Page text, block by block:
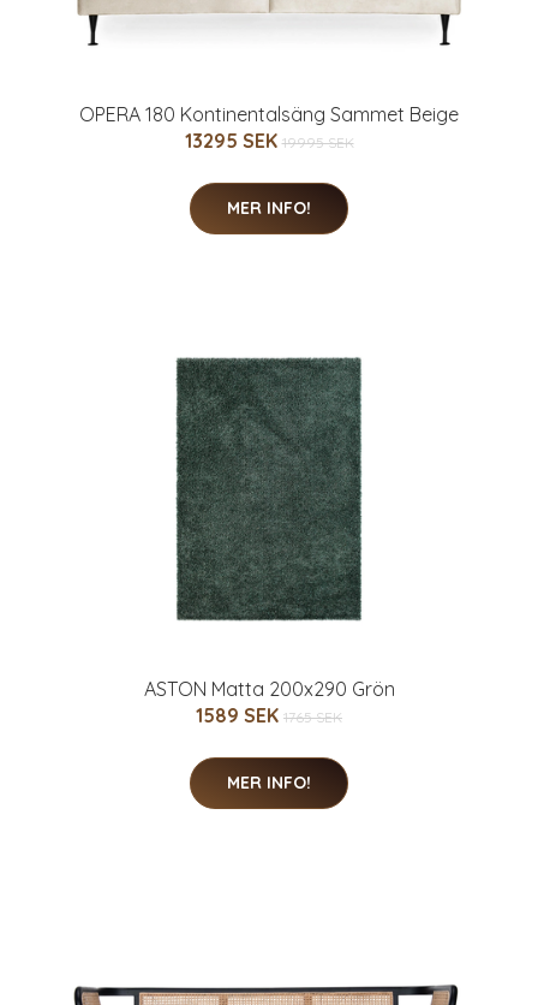
OPERA 180 Kontinentalsäng Sammet Beige
13295 SEK 19995 SEK
MER INFO!
ASTON Matta 200x290 Grön
1589 SEK 1765 SEK
MER INFO!